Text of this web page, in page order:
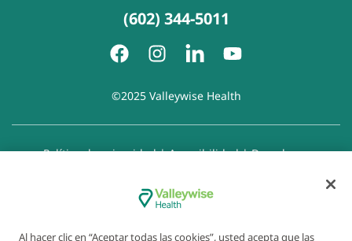
(602) 344-5011
©2025 Valleywise Health
Política de privacidad|Accesibilidad|Derechos y
Aviso de Prohibición de la Discriminación
Exención de responsabilidad con respecto a sitios web
Al hacer clic en “Aceptar todas las cookies”, usted acepta que las